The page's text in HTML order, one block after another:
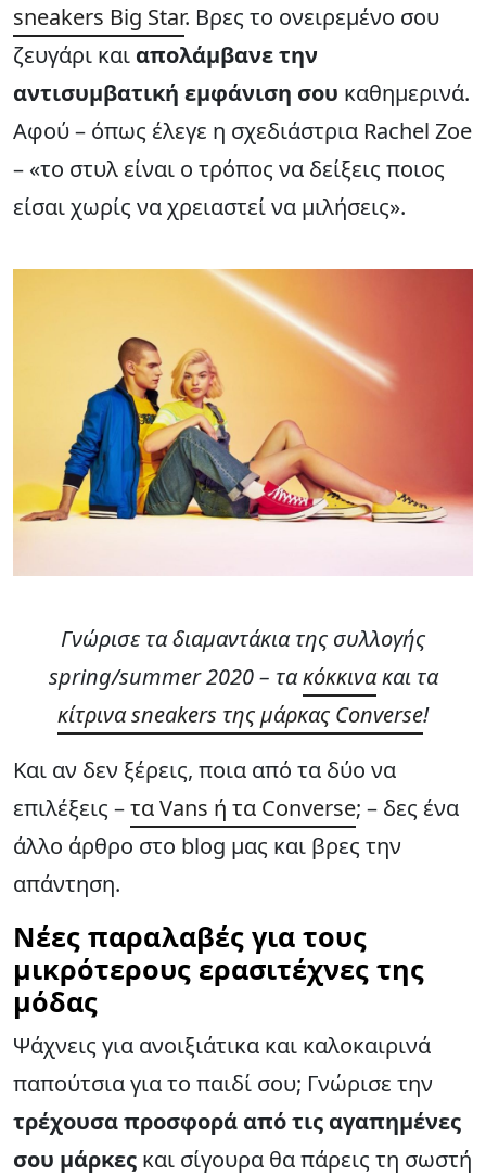
sneakers Big Star. Βρες το ονειρεμένο σου
ζευγάρι και απολάμβανε την
αντισυμβατική εμφάνιση σου καθημερινά.
Αφού – όπως έλεγε η σχεδιάστρια Rachel Zoe
– «το στυλ είναι ο τρόπος να δείξεις ποιος
είσαι χωρίς να χρειαστεί να μιλήσεις».
Γνώρισε τα διαμαντάκια της συλλογής
spring/summer 2020 – τακόκκινακαι τα
κίτρινα sneakers της μάρκας Converse!
Και αν δεν ξέρεις, ποια από τα δύο να
επιλέξεις –τα Vans ή τα Converse; – δες ένα
άλλο άρθρο στο blog μας και βρες την
απάντηση.
Νέες παραλαβές για τους
μικρότερους ερασιτέχνες της
μόδας
Ψάχνεις για ανοιξιάτικα και καλοκαιρινά
παπούτσια για το παιδί σου; Γνώρισε την
τρέχουσα προσφορά από τις αγαπημένες
σου μάρκες και σίγουρα θα πάρεις τη σωστή